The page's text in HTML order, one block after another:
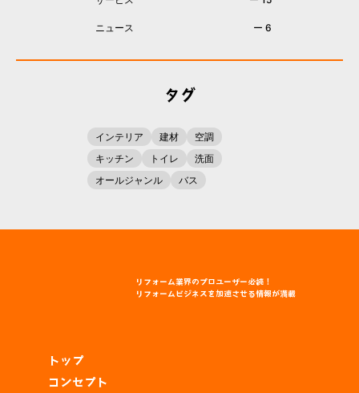
ニュース ー 6
タグ
インテリア 建材
空調
キッチン
トイレ
洗面
オールジャンル
バス
リフォーム業界のプロユーザー必読！
リフォームビジネスを加速させる情報が満載
トップ
コンセプト